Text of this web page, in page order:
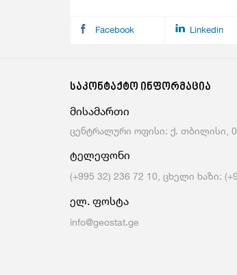
Facebook Linkedin
საკონტაქტო ინფორმაცია
მისამართი
ცენტრალური ოფისი: ქ. თბილისი,
ტელეფონი
(+995 32) 236 72 10, ცხელი ხაზი:
ელ. ფოსტა
info@geostat.ge